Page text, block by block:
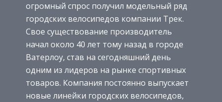
огромный спрос получил модельный ряд
городских велосипедов компании Трек.
Свое существование производитель
начал около 40 лет тому назад в городе
Ватерлоу, став на сегодняшний день
одним из лидеров на рынке спортивных
товаров. Компания постоянно выпускает
новые линейки городских велосипедов,